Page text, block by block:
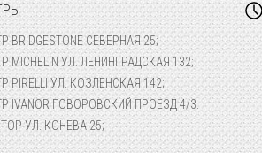
СЕВЕРНАЯ 25;
УЛ. ЛЕНИНГРАДСКАЯ 132;
УЛ. КОЗЛЕНСКАЯ 142;
ГОВОРОВСКИЙ ПРОЕЗД 4/3.
УЛ. КОНЕВА 25;